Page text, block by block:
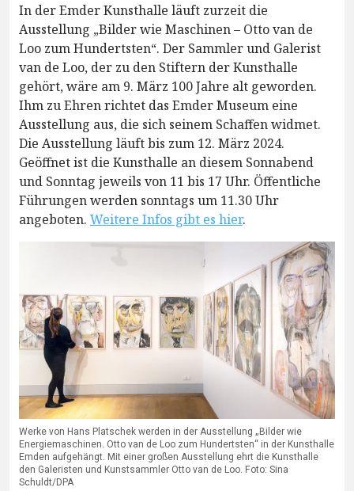
In der Emder Kunsthalle läuft zurzeit die
Ausstellung „Bilder wie Maschinen – Otto van de
Loo zum Hundertsten“. Der Sammler und Galerist
van de Loo, der zu den Stiftern der Kunsthalle
gehört, wäre am 9. März 100 Jahre alt geworden.
Ihm zu Ehren richtet das Emder Museum eine
Ausstellung aus, die sich seinem Schaffen widmet.
Die Ausstellung läuft bis zum 12. März 2024.
Geöffnet ist die Kunsthalle an diesem Sonnabend
und Sonntag jeweils von 11 bis 17 Uhr. Öffentliche
Führungen werden sonntags um 11.30 Uhr
angeboten. Weitere Infos gibt es hier.
Werke von Hans Platschek werden in der Ausstellung „Bilder wie
Energiemaschinen. Otto van de Loo zum Hundertsten“ in der Kunsthalle
Emden aufgehängt. Mit einer großen Ausstellung ehrt die Kunsthalle
den Galeristen und Kunstsammler Otto van de Loo. Foto: Sina
Schuldt/DPA